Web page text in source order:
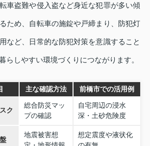
車盗難や侵入盗など身近な犯罪が多い傾
ため、自転車の施錠や戸締まり、防犯灯
など、日常的な防犯対策を意識すること
らしやすい環境づくりにつながります。
主な確認方法 前橋市での活用例
ク
総合防災マッ
プの確認
自宅周辺の浸水
深・土砂危険度
地震被害想
想定震度や液状化